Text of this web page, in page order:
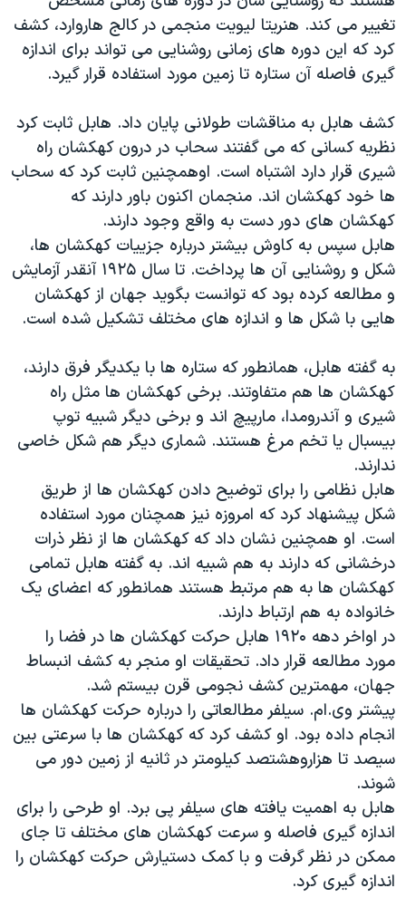
تغییر می کند. هنریتا لیویت منجمی در کالج هاروارد، کشف
کرد که این دوره های زمانی روشنایی می تواند برای اندازه
گیری فاصله آن ستاره تا زمین مورد استفاده قرار گیرد.
کشف هابل به مناقشات طولانی پایان داد. هابل ثابت کرد
نظریه کسانی که می گفتند سحاب در درون کهکشان راه
شیری قرار دارد اشتباه است. اوهمچنین ثابت کرد که سحاب
ها خود کهکشان اند. منجمان اکنون باور دارند که
کهکشان های دور دست به واقع وجود دارند.
هابل سپس به کاوش بیشتر درباره جزییات کهکشان ها،
شکل و روشنایی آن ها پرداخت. تا سال ۱٩۲۵ آنقدر آزمایش
و مطالعه کرده بود که توانست بگوید جهان از کهکشان
هایی با شکل ها و اندازه های مختلف تشکیل شده است.
به گفته هابل، همانطور که ستاره ها با یکدیگر فرق دارند،
کهکشان ها هم متفاوتند. برخی کهکشان ها مثل راه
شیری و آندرومدا، مارپیچ اند و برخی دیگر شبیه توپ
بیسبال یا تخم مرغ هستند. شماری دیگر هم شکل خاصی
ندارند.
هابل نظامی را برای توضیح دادن کهکشان ها از طریق
شکل پیشنهاد کرد که امروزه نیز همچنان مورد استفاده
است. او همچنین نشان داد که کهکشان ها از نظر ذرات
درخشانی که دارند به هم شبیه اند. به گفته هابل تمامی
کهکشان ها به هم مرتبط هستند همانطور که اعضای یک
خانواده به هم ارتباط دارند.
در اواخر دهه ۱٩۲۰ هابل حرکت کهکشان ها در فضا را
مورد مطالعه قرار داد. تحقیقات او منجر به کشف انبساط
جهان، مهمترین کشف نجومی قرن بیستم شد.
پیشتر وی.ام. سیلفر مطالعاتی را درباره حرکت کهکشان ها
انجام داده بود. او کشف کرد که کهکشان ها با سرعتی بین
سیصد تا هزاروهشتصد کیلومتر در ثانیه از زمین دور می
شوند.
هابل به اهمیت یافته های سیلفر پی برد. او طرحی را برای
اندازه گیری فاصله و سرعت کهکشان های مختلف تا جای
ممکن در نظر گرفت و با کمک دستیارش حرکت کهکشان را
اندازه گیری کرد.